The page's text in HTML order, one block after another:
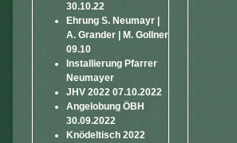
30.10.22
Ehrung S. Neumayr |
A. Grander | M. Gollner
09.10
Installierung Pfarrer
Neumayer
JHV 2022 07.10.2022
Angelobung ÖBH
30.09.2022
Knödeltisch 2022